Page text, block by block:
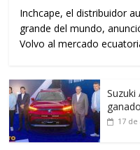
Inchcape, el distribuidor
grande del mundo,
Volvo al mercado
Suzuki
17